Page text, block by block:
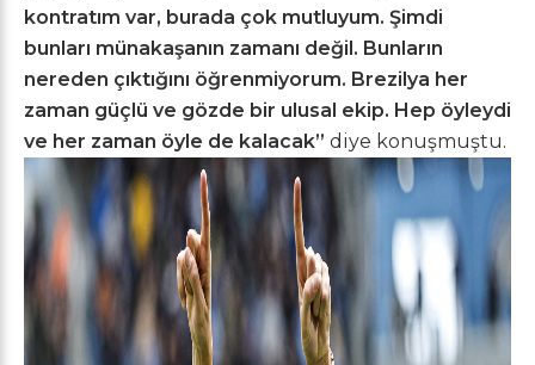
kontratım var, burada çok mutluyum. Şimdi
bunları münakaşanın zamanı değil. Bunların
nereden çıktığını öğrenmiyorum. Brezilya her
zaman güçlü ve gözde bir ulusal ekip. Hep öyleydi
ve her zaman öyle de kalacak” diye konuşmuştu.